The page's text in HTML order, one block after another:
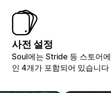
사전 설정
Soul에는 Stride 등 스토어
인 4개가 포함되어 있습니다